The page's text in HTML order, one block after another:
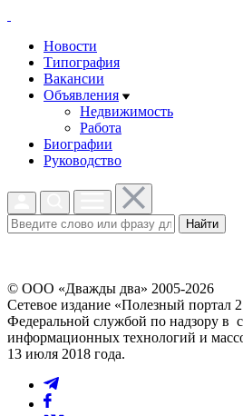
Новости
Типография
Вакансии
Объявления
Недвижимость
Работа
Биографии
Руководство
Найти
© ООО «Дважды два» 2005-2026
Сетевое издание «Полезный портал
Федеральной службой по надзору в
информационных технологий и
13 июля 2018 года.